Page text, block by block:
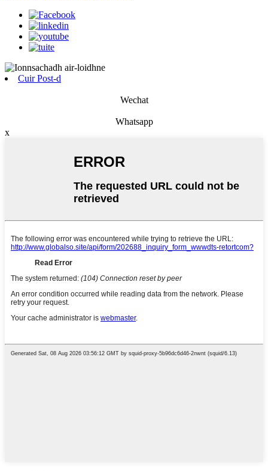
Cuir Post-d
Wechat
Whatsapp
x